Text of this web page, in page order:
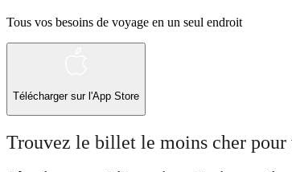
Tous vos besoins de voyage en un seul endroit
Télécharger sur l'App Store
Trouvez le billet le moins cher pour